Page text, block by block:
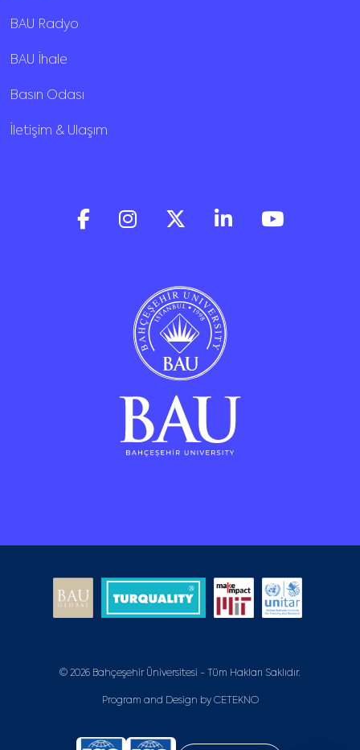
BAU Radyo
BAU İhale
Basın Odası
İletişim & Ulaşım
© 2026 Bahçeşehir Üniversitesi - Tüm Hakları Saklıdır.
Program and Design by CETEKNO